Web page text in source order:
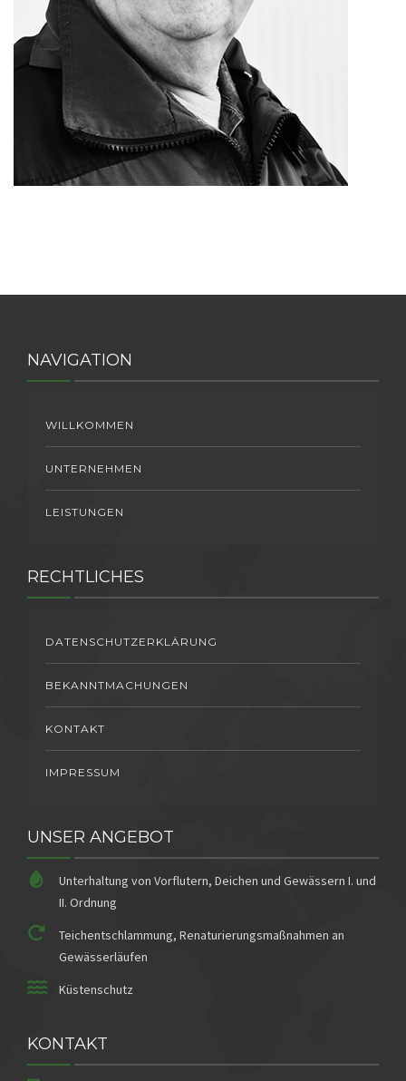
NAVIGATION
WILLKOMMEN
UNTERNEHMEN
LEISTUNGEN
RECHTLICHES
DATENSCHUTZERKLÄRUNG
BEKANNTMACHUNGEN
KONTAKT
IMPRESSUM
UNSER ANGEBOT
Unterhaltung von Vorflutern, Deichen und Gewässern I. und
II. Ordnung
Teichentschlammung, Renaturierungsmaßnahmen an
Gewässerläufen
Küstenschutz
KONTAKT